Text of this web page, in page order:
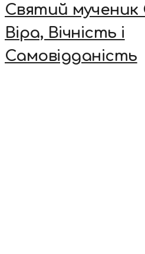
Святий мученик
Віра, Вічність і
Самовідданість